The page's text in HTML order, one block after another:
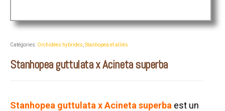
Catégories: Orchidées hybrides Stanhopea et alliés
Stanhopea guttulata x Acineta superba
Stanhopea guttulata x Acineta superba est un